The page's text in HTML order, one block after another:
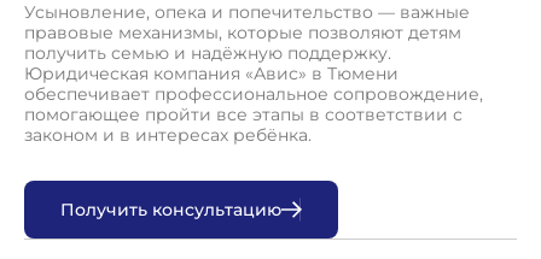
Усыновление, опека и попечительство — важные
правовые механизмы, которые позволяют детям
получить семью и надёжную поддержку.
Юридическая компания «Авис» в Тюмени
обеспечивает профессиональное сопровождение,
помогающее пройти все этапы в соответствии с
законом и в интересах ребёнка.
Получить консультацию